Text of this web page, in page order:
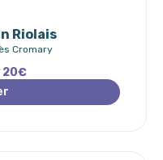
Riolais
Cromary
20€